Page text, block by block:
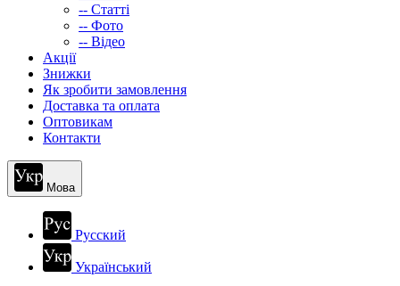
-- Статті
-- Фото
-- Відео
Акції
Знижки
Як зробити замовлення
Доставка та оплата
Оптовикам
Контакти
Мова
Русский
Український